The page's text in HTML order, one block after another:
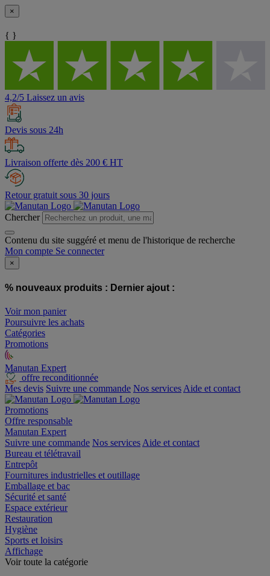
×
{ }
4,2/5 Laissez un avis
Devis sous 24h
Livraison offerte dès 200 € HT
Retour gratuit sous 30 jours
Chercher
Contenu du site suggéré et menu de l'historique de recherche
Mon compte Se connecter
×
% nouveaux produits : Dernier ajout :
Voir mon panier
Poursuivre les achats
Catégories
Promotions
Manutan Expert
offre reconditionnée
Mes devis Suivre une commande Nos services Aide et contact
Promotions
Offre responsable
Manutan Expert
Suivre une commande Nos services Aide et contact
Bureau et télétravail
Entrepôt
Fournitures industrielles et outillage
Emballage et bac
Sécurité et santé
Espace extérieur
Restauration
Hygiène
Sports et loisirs
Affichage
Voir toute la catégorie